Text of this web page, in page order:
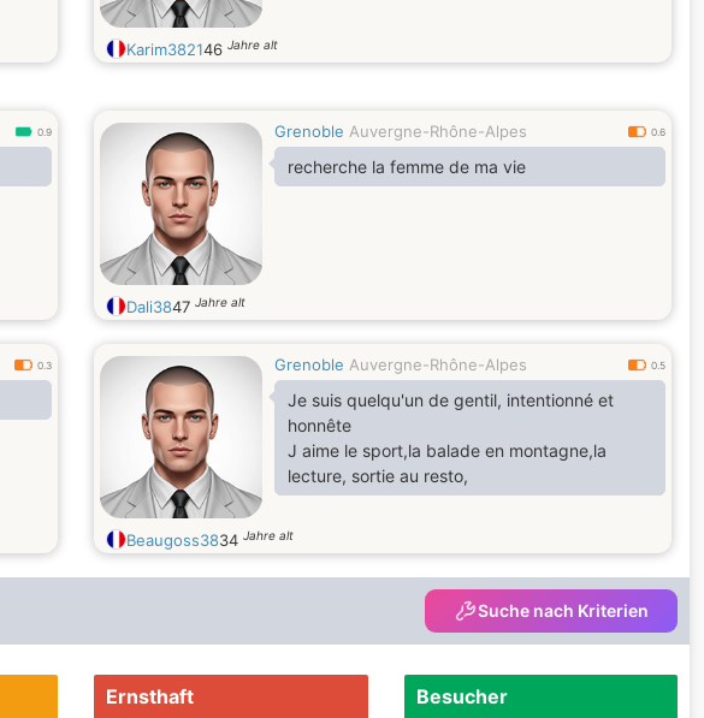
Karim382146 Jahre alt
0.9 Grenoble Auvergne-Rhône-Alpes 0.6
recherche la femme de ma vie
Dali3847 Jahre alt
0.3 Grenoble Auvergne-Rhône-Alpes 0.5
Je suis quelqu'un de gentil, intentionné et
honnête
J aime le sport,la balade en montagne,la
lecture, sortie au resto,
Beaugoss3834 Jahre alt
Suche nach Kriterien
Ernsthaft Besucher